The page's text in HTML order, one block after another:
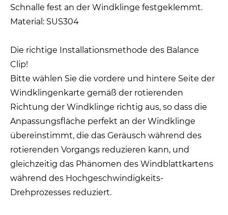
Schnalle fest an der Windklinge festgeklemmt.
Material: SUS304
Die richtige Installationsmethode des Balance
Clip!
Bitte wählen Sie die vordere und hintere Seite der
Windklingenkarte gemäß der rotierenden
Richtung der Windklinge richtig aus, so dass die
Anpassungsfläche perfekt an der Windklinge
übereinstimmt, die das Geräusch während des
rotierenden Vorgangs reduzieren kann, und
gleichzeitig das Phänomen des Windblattkartens
während des Hochgeschwindigkeits-
Drehprozesses reduziert.